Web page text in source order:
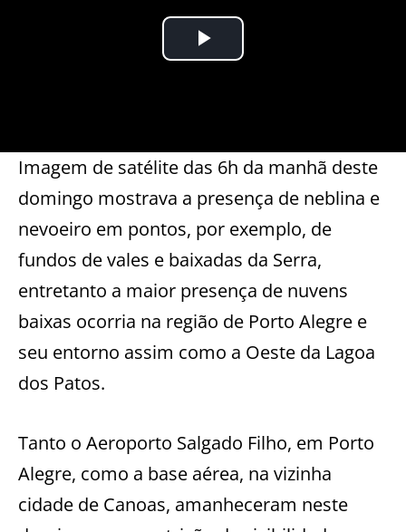
Imagem de satélite das 6h da manhã deste
domingo mostrava a presença de neblina e
nevoeiro em pontos, por exemplo, de
fundos de vales e baixadas da Serra,
entretanto a maior presença de nuvens
baixas ocorria na região de Porto Alegre e
seu entorno assim como a Oeste da Lagoa
dos Patos.
Tanto o Aeroporto Salgado Filho, em Porto
Alegre, como a base aérea, na vizinha
cidade de Canoas, amanheceram neste